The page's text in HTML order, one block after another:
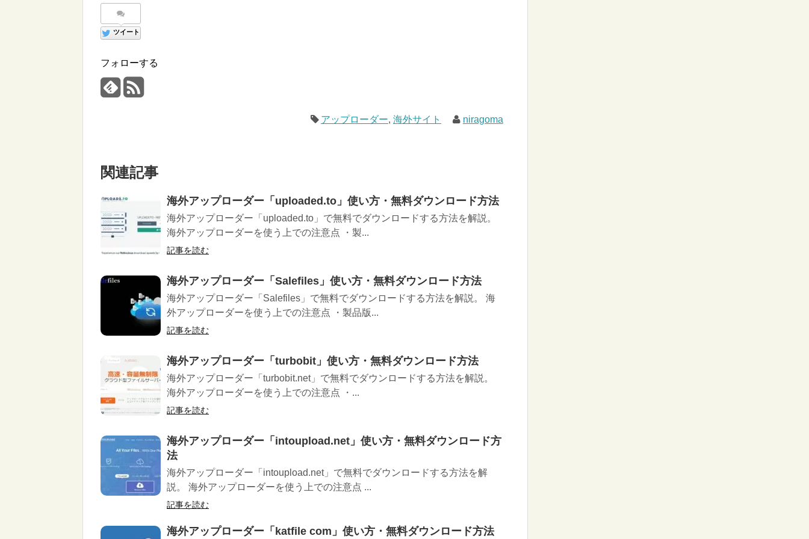
ツイート
フォローする
アップローダー,海外サイト niragoma
関連記事
海外アップローダー「uploaded.to」使い方・無料ダウンロード方法
海外アップローダー「uploaded.to」で無料でダウンロードする方法を解説。
海外アップローダーを使う上での注意点 ・製...
記事を読む
海外アップローダー「Salefiles」使い方・無料ダウンロード方法
海外アップローダー「Salefiles」で無料でダウンロードする方法を解説。 海
外アップローダーを使う上での注意点 ・製品版...
記事を読む
海外アップローダー「turbobit」使い方・無料ダウンロード方法
海外アップローダー「turbobit.net」で無料でダウンロードする方法を解説。
海外アップローダーを使う上での注意点 ・...
記事を読む
海外アップローダー「intoupload.net」使い方・無料ダウンロード方
法
海外アップローダー「intoupload.net」で無料でダウンロードする方法を解
説。 海外アップローダーを使う上での注意点 ...
記事を読む
海外アップローダー「katfile com」使い方・無料ダウンロード方法